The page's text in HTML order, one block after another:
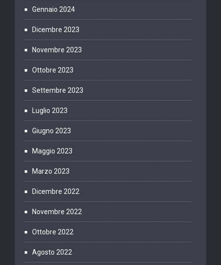
Gennaio 2024
Dicembre 2023
Novembre 2023
Ottobre 2023
Settembre 2023
Luglio 2023
Giugno 2023
Maggio 2023
Marzo 2023
Dicembre 2022
Novembre 2022
Ottobre 2022
Agosto 2022